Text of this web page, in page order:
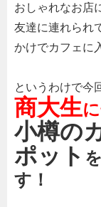
おしゃれなお店
友達に連れられ
かけでカフェに
というわけで今
商大生
小樽の
ポット
す！